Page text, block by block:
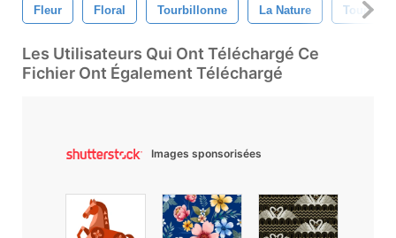
Fleur Floral Tourbillonne La Nature
Les Utilisateurs Qui Ont Téléchargé Ce
Fichier Ont Également Téléchargé
Images sponsorisées